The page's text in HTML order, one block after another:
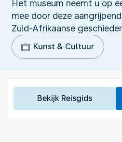
Het museum neemt u op
mee door deze
Zuid-Afrikaanse
Kunst & Cultuur
Bekijk Reisgids